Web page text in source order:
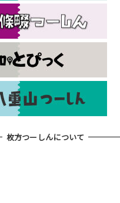
枚方つーしんについて